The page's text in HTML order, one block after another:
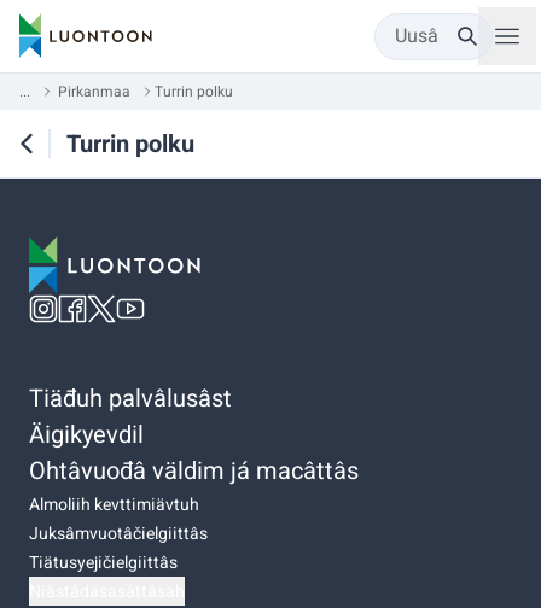
Uusâ
... Pirkanmaa Turrin polku
Turrin polku
Tiäđuh palvâlusâst
Äigikyevdil
Ohtâvuođâ väldim já macâttâs
Almoliih kevttimiävtuh
Juksâmvuotâčielgiittâs
Tiätusyejičielgiittâs